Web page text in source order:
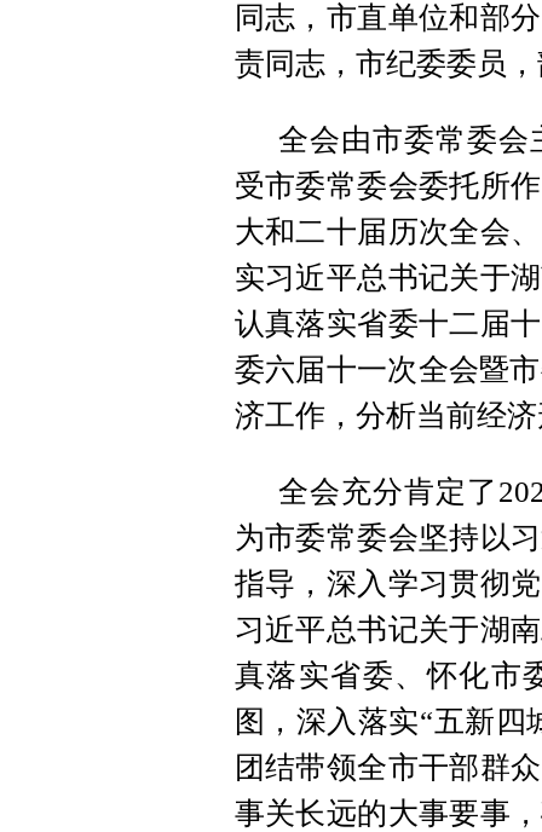
同志，市直单位和部
责同志，市纪委委员
全会由市委常委会
受市委常委会委托所
大和二十届历次全会
实习近平总书记关于
认真落实省委十二届
委六届十一次全会暨
济工作，分析当前经
全会充分肯定了
为市委常委会坚持以
指导，深入学习贯彻
习近平总书记关于湖
真落实省委、怀化市
图，深入落实“五新四
团结带领全市干部群
事关长远的大事要事